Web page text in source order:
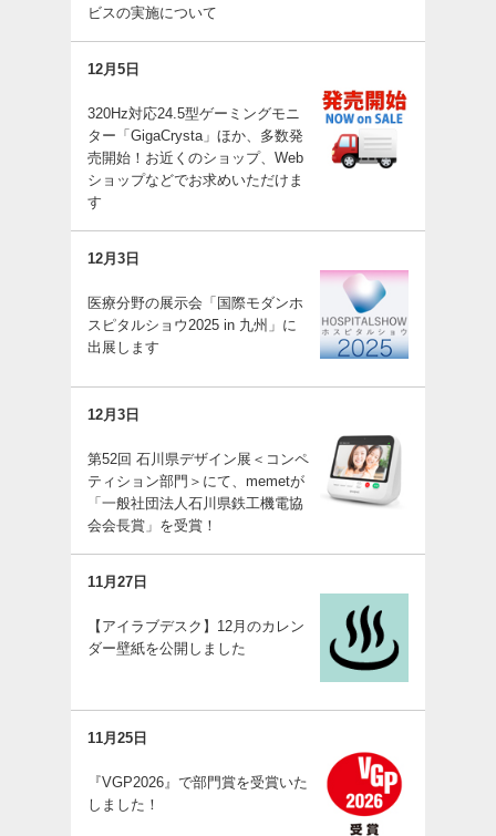
ビスの実施について
12月5日
320Hz対応24.5型ゲーミングモニ
ター「GigaCrysta」ほか、多数発
売開始！お近くのショップ、Web
ショップなどでお求めいただけま
す
12月3日
医療分野の展示会「国際モダンホ
スピタルショウ2025 in 九州」に
出展します
12月3日
第52回 石川県デザイン展＜コンペ
ティション部門＞にて、memetが
「一般社団法人石川県鉄工機電協
会会長賞」を受賞！
11月27日
【アイラブデスク】12月のカレン
ダー壁紙を公開しました
11月25日
『VGP2026』で部門賞を受賞いた
しました！